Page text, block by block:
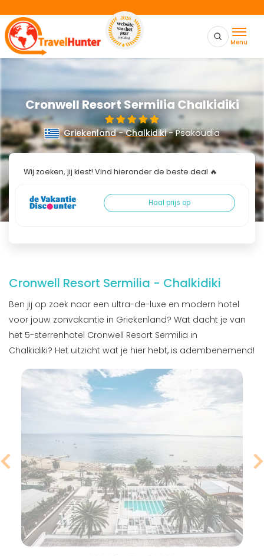
Menu
Cronwell Resort Sermilia Chalkidiki
Griekenland-Chalkidiki- Psakoudia
Wij zoeken, jij kiest! Vind hieronder de beste deal 🔥
Haal prijs op
Cronwell Resort Sermilia - Chalkidiki
Ben jij op zoek naar een ultra-de-luxe en modern hotel
voor jouw zonvakantie in Griekenland? Wat dacht je van
het 5-sterrenhotel Cronwell Resort Sermilia in
Chalkidiki? Het uitzicht wat je hier hebt, is adembenemend!